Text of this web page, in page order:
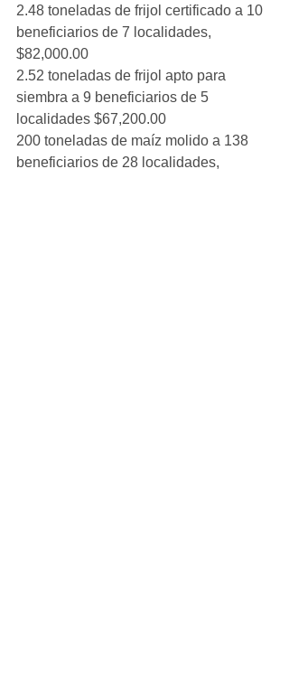
2.48 toneladas de frijol certificado a 10
beneficiarios de 7 localidades,
$82,000.00
2.52 toneladas de frijol apto para
siembra a 9 beneficiarios de 5
localidades $67,200.00
200 toneladas de maíz molido a 138
beneficiarios de 28 localidades,